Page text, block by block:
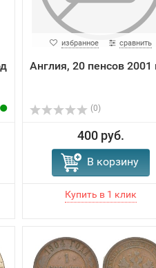
избранное сравнить
Англия, 20 пенсов 2001
(0)
400 руб.
В корзину